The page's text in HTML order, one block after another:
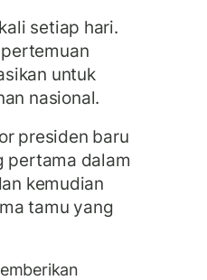
setiap hari.
untuk
nasional.
presiden baru
pertama dalam
kemudian
tamu yang